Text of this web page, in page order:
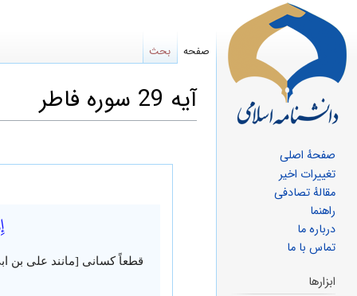
آیه 29 سوره فاطر
قطعاً کسانی [مانند علی بن
صفحه بحث
صفحهٔ اصلی
تغییرات اخیر
مقالهٔ تصادفی
راهنما
درباره ما
تماس با ما
ابزارها